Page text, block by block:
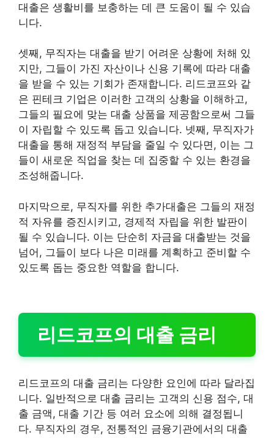
대출은 생활비를 보충하는 데 큰 도움이 될 수 있습
니다.
셋째, 무직자는 대출을 받기 어려운 상황에 처해 있
지만, 그들이 가진 자산이나 신용 기록에 따라 대출
을 받을 수 있는 기회가 존재합니다. 리드코프와 같
은 핀테크 기업은 이러한 고객의 상황을 이해하고,
그들의 필요에 맞는 대출 상품을 제공함으로써 그들
이 자립할 수 있도록 돕고 있습니다. 넷째, 무직자가
대출을 통해 재정적 부담을 줄일 수 있다면, 이는 그
들이 새로운 직업을 찾는 데 집중할 수 있는 환경을
조성해줍니다.
마지막으로, 무직자를 위한 추가대출은 그들의 재정
적 자유를 증진시키고, 경제적 자립을 위한 발판이
될 수 있습니다. 이는 단순히 자금을 대출받는 것을
넘어, 그들이 보다 나은 미래를 계획하고 준비할 수
있도록 돕는 중요한 역할을 합니다.
리드코프의 대출 금리
리드코프의 대출 금리는 다양한 요인에 따라 달라집
니다. 일반적으로 대출 금리는 고객의 신용 점수, 대
출 금액, 대출 기간 등 여러 요소에 의해 결정됩니
다. 무직자의 경우, 전통적인 금융기관에서의 대출